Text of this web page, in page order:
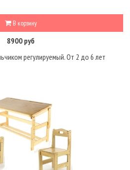
В корзину
8900 руб
регулируемый. От 2 до 6 лет